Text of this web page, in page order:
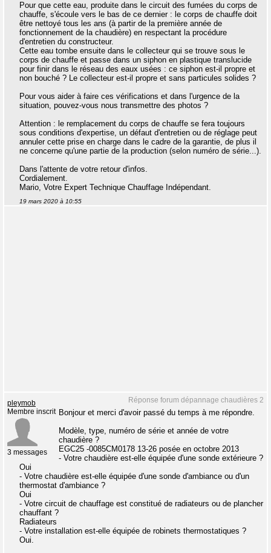
Pour que cette eau, produite dans le circuit des fumées du corps de
chauffe, s'écoule vers le bas de ce dernier : le corps de chauffe doit
être nettoyé tous les ans (à partir de la première année de
fonctionnement de la chaudière) en respectant la procédure
d'entretien du constructeur.
Cette eau tombe ensuite dans le collecteur qui se trouve sous le
corps de chauffe et passe dans un siphon en plastique translucide
pour finir dans le réseau des eaux usées : ce siphon est-il propre et
non bouché ? Le collecteur est-il propre et sans particules solides ?
Pour vous aider à faire ces vérifications et dans l'urgence de la
situation, pouvez-vous nous transmettre des photos ?
Attention : le remplacement du corps de chauffe se fera toujours
sous conditions d'expertise, un défaut d'entretien ou de réglage peut
annuler cette prise en charge dans le cadre de la garantie, de plus il
ne concerne qu'une partie de la production (selon numéro de série...).
Dans l'attente de votre retour d'infos.
Cordialement.
Mario, Votre Expert Technique Chauffage Indépendant.
19 mars 2020 à 10:55
Réponse forum dépannage chaudières 2
pleymob
Membre inscrit
3 messages
Bonjour et merci d'avoir passé du temps à me répondre.
Modèle, type, numéro de série et année de votre
chaudière ?
EGC25 -0085CM0178 13-26 posée en octobre 2013
- Votre chaudière est-elle équipée d'une sonde extérieure ?
Oui
- Votre chaudière est-elle équipée d'une sonde d'ambiance ou d'un
thermostat d'ambiance ?
Oui
- Votre circuit de chauffage est constitué de radiateurs ou de plancher
chauffant ?
Radiateurs
- Votre installation est-elle équipée de robinets thermostatiques ?
Oui.